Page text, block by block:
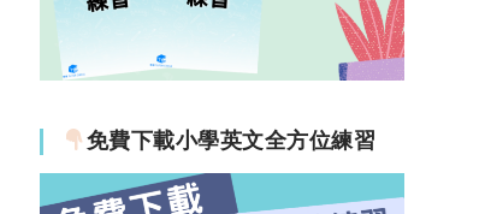
免費下載小學英文全方位練習